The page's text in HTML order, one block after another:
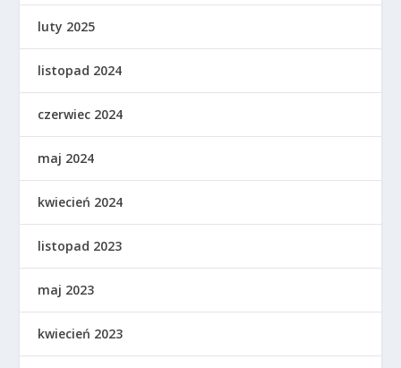
luty 2025
listopad 2024
czerwiec 2024
maj 2024
kwiecień 2024
listopad 2023
maj 2023
kwiecień 2023